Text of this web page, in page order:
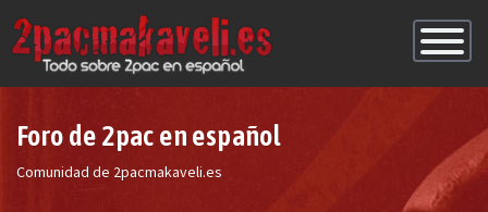
de
Foro de 2pac en español
Comunidad de 2pacmakaveli.es